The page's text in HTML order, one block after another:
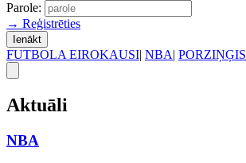
Parole:
→ Reģistrēties
Ienākt
FUTBOLA EIROKAUSI| NBA| PORZIŅĢIS
Aktuāli
NBA